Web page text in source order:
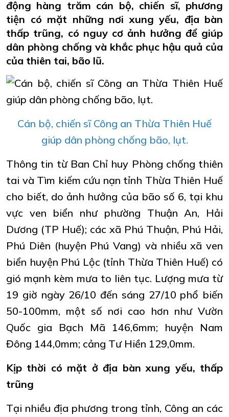
động hàng trăm cán bộ, chiến sĩ, phương
tiện có mặt những nơi xung yếu, địa bàn
thấp trũng, có nguy cơ ảnh hưởng để giúp
dân phòng chống và khắc phục hậu quả của
của thiên tai, bão lũ.
Cán bộ, chiến sĩ Công an Thừa Thiên Huế
giúp dân phòng chống bão, lụt.
Thông tin từ Ban Chỉ huy Phòng chống thiên
tai và Tìm kiếm cứu nạn tỉnh Thừa Thiên Huế
cho biết, do ảnh hưởng của bão số 6, tại khu
vực ven biển như phường Thuận An, Hải
Dương (TP Huế); các xã Phú Thuận, Phú Hải,
Phú Diên (huyện Phú Vang) và nhiều xã ven
biển huyện Phú Lộc (tỉnh Thừa Thiên Huế) có
gió mạnh kèm mưa to liên tục. Lượng mưa từ
19 giờ ngày 26/10 đến sáng 27/10 phổ biến
50-100mm, một số nơi cao hơn như Vườn
Quốc gia Bạch Mã 146,6mm; huyện Nam
Đông 144,0mm; cảng Tư Hiền 129,0mm.
Kịp thời có mặt ở địa bàn xung yếu, thấp
trũng
Tại nhiều địa phương trong tỉnh, Công an các